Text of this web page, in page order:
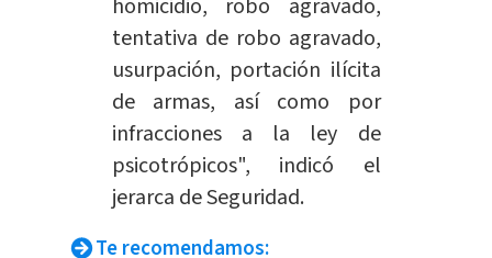
homicidio, robo agravado,
tentativa de robo agravado,
usurpación, portación ilícita
de armas, así como por
infracciones a la ley de
psicotrópicos", indicó el
jerarca de Seguridad.
Te recomendamos: